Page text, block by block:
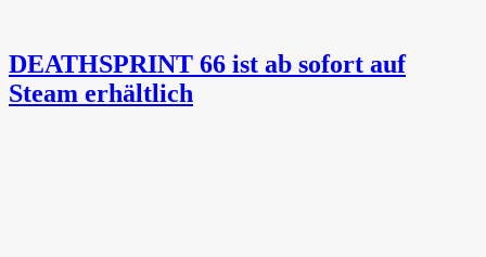
DEATHSPRINT 66 ist ab sofort auf
Steam erhältlich